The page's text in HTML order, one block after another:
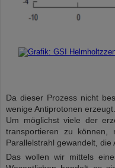
Da dieser Prozess nicht
wenige Antiprotonen erzeugt.
Um möglichst viele der
transportieren zu können,
Parallelstrahl gewandelt, die
Das wollen wir mittels